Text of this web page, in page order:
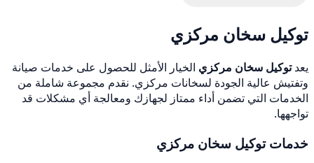
توكيل سخان مركزي
يعدتوكيل سخان مركزي الخيار الأمثل للحصول على خدمات صيانة
وتفتيش عالية الجودة لسخانات مركزي. نقدم مجموعة شاملة من
الخدمات التي تضمن أداء ممتاز لجهازك ومعالجة أي مشكلات قد
تواجهها.
خدمات توكيل سخان مركزي